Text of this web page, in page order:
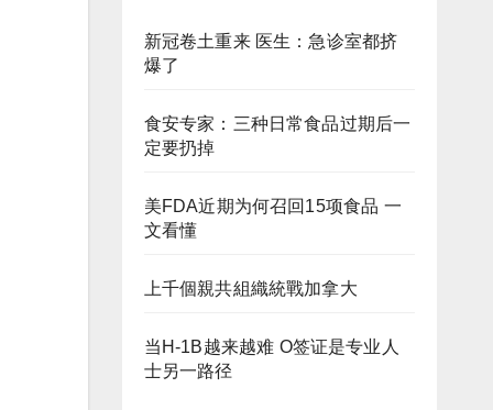
新冠卷土重来 医生：急诊室都挤
爆了
食安专家：三种日常食品过期后一
定要扔掉
美FDA近期为何召回15项食品 一
文看懂
上千個親共組織統戰加拿大
当H-1B越来越难 O签证是专业人
士另一路径